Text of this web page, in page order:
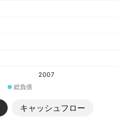
2007
総負債
キャッシュフロー